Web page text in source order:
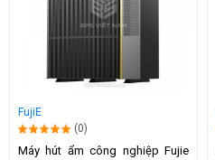
FujiE
(0)
Máy hút ẩm công nghiệp Fujie